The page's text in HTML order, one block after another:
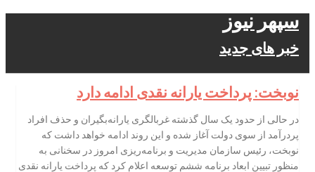
سپهر نیوز
خبر های جدید
نوبخت: پرداخت یارانه نقدی ادامه دارد
در حالی از حدود یک سال گذشته غربالگری یارانه‌بگیران و حذف افراد
پردرآمد از سوی دولت آغاز شده و این روند ادامه خواهد داشت که
نوبخت، رئیس سازمان مدیریت و برنامه‌ریزی امروز در سخنانی به
منظور تبیین ابعاد برنامه ششم توسعه اعلام کرد که پرداخت یارانه نقدی